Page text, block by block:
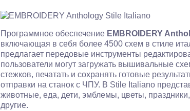
Программное обеспечение EMBROIDERY
включающая в себя более 4500 схем в стиле
предлагает передовые инструменты
пользователи могут загружать вышивальные
стежков, печатать и сохранять готовые
отправки на станок с ЧПУ. В Stile Italiano
животные, еда, дети, эмблемы, цветы,
другие.